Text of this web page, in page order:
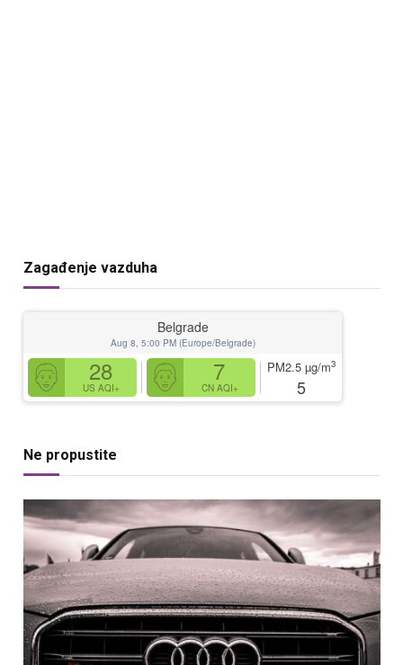
Zagađenje vazduha
Belgrade
Aug 8, 5:00 PM (Europe/Belgrade)
28
US AQI+
7
CN AQI+
PM2.5 µg/m3
5
Ne propustite